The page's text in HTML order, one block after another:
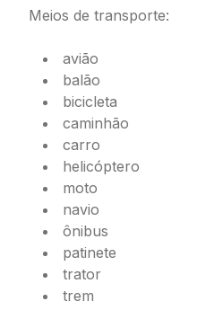
Meios de transporte:
avião
balão
bicicleta
caminhão
carro
helicóptero
moto
navio
ônibus
patinete
trator
trem